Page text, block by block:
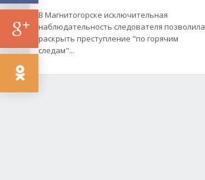
В Магнитогорске исключительная
наблюдательность следователя позволила
раскрыть преступление "по горячим
следам"...